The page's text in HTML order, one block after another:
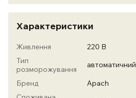
Характеристики
Живлення
220 В
Тип
розморожування
автоматичний
Бренд
Apach